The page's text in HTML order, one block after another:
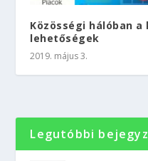
Közösségi hálóban
lehetőségek
2019. május 3.
Legutóbbi